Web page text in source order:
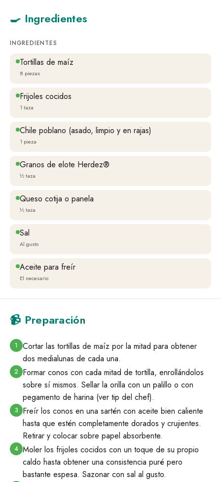
🍳 Ingredientes
INGREDIENTES
Tortillas de maíz
8 piezas
Frijoles cocidos
1 taza
Chile poblano (asado, limpio y en rajas)
1 pieza
Granos de elote Herdez®
½ taza
Queso cotija o panela
½ taza
Sal
Al gusto
Aceite para freír
El necesario
📹 Preparación
1
Cortar las tortillas de maíz por la mitad para obtener
dos medialunas de cada una.
2
Formar conos con cada mitad de tortilla, enrollándolos
sobre sí mismos. Sellar la orilla con un palillo o con
pegamento de harina (ver tip del chef).
3
Freír los conos en una sartén con aceite bien caliente
hasta que estén completamente dorados y crujientes.
Retirar y colocar sobre papel absorbente.
4 Moler los frijoles cocidos con un toque de su propio
caldo hasta obtener una consistencia puré pero
bastante espesa. Sazonar con sal al gusto.